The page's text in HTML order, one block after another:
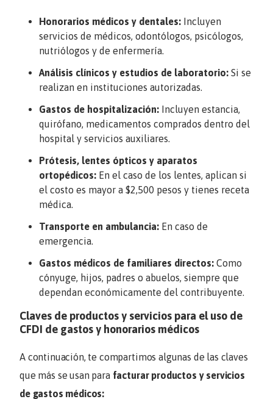
Honorarios médicos y dentales: Incluyen
servicios de médicos, odontólogos, psicólogos,
nutriólogos y de enfermería.
Análisis clínicos y estudios de laboratorio: Si se
realizan en instituciones autorizadas.
Gastos de hospitalización: Incluyen estancia,
quirófano, medicamentos comprados dentro del
hospital y servicios auxiliares.
Prótesis, lentes ópticos y aparatos
ortopédicos: En el caso de los lentes, aplican si
el costo es mayor a $2,500 pesos y tienes receta
médica.
Transporte en ambulancia: En caso de
emergencia.
Gastos médicos de familiares directos: Como
cónyuge, hijos, padres o abuelos, siempre que
dependan económicamente del contribuyente.
Claves de productos y servicios para eluso de
CFDI de gastos y honorarios médicos
A continuación, te compartimos algunas de las claves
que más se usan parafacturar productos y servicios
de gastos médicos: